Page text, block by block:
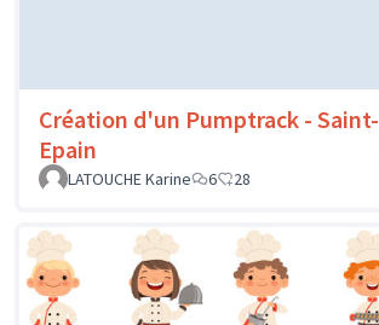
Création d'un Pumptrack - Saint-
Epain
LATOUCHE Karine
6 28